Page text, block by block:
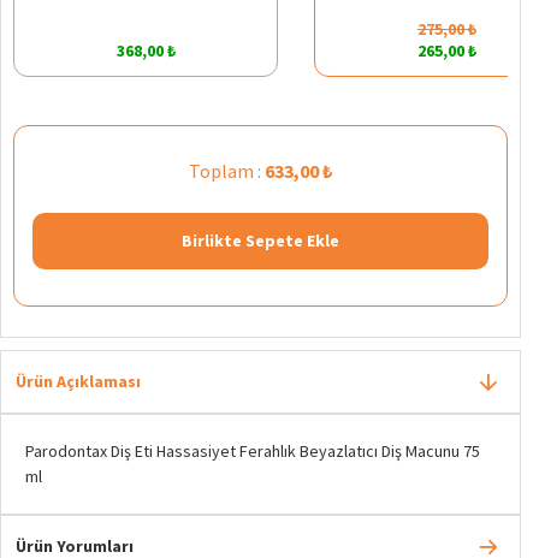
368,00 ₺
275,00 ₺
265,00 ₺
Toplam : 633,00 ₺
Birlikte Sepete Ekle
Ürün Açıklaması
Parodontax Diş Eti Hassasiyet Ferahlık Beyazlatıcı Diş Macunu 75
ml
Ürün Yorumları